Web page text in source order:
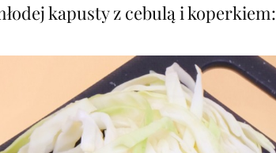
kapusty z cebulą i koperkiem: